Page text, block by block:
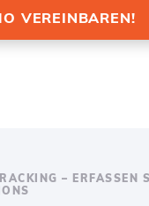
VEREINBAREN!
– ERFASSEN